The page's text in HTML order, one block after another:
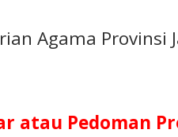
Agama Provinsi
atau Pedoman